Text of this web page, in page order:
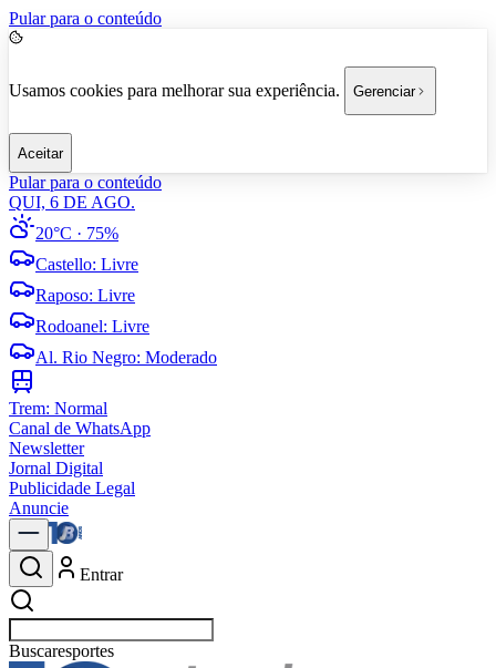
Pular para o conteúdo
Usamos cookies para melhorar sua experiência. Gerenciar
Aceitar
Pular para o conteúdo
QUI, 6 DE AGO.
20°C · 75%
Castello: Livre
Raposo: Livre
Rodoanel: Livre
Al. Rio Negro: Moderado
Trem: Normal
Canal de WhatsApp
Newsletter
Jornal Digital
Publicidade Legal
Anuncie
Entrar
Buscarpolítica